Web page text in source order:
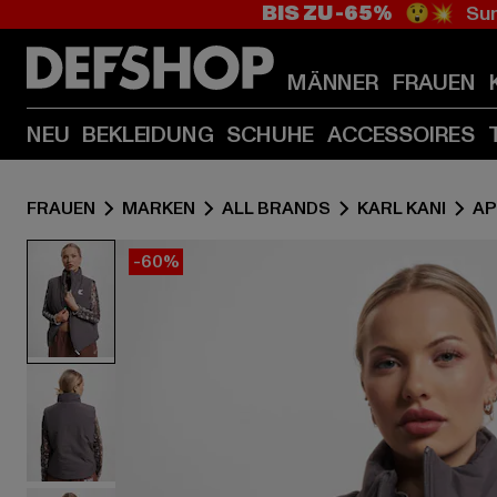
BIS ZU -65% 😲💥
MÄNNER FRAUEN
NEU BEKLEIDUNG SCHUHE ACCESSOIRES
FRAUEN MARKEN ALL BRANDS KARL KANI
-60%